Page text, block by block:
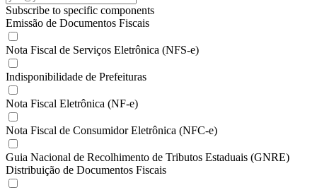
Subscribe to specific components
Emissão de Documentos Fiscais
Nota Fiscal de Serviços Eletrônica (NFS-e)
Indisponibilidade de Prefeituras
Nota Fiscal Eletrônica (NF-e)
Nota Fiscal de Consumidor Eletrônica (NFC-e)
Guia Nacional de Recolhimento de Tributos Estaduais (GNRE)
Distribuição de Documentos Fiscais